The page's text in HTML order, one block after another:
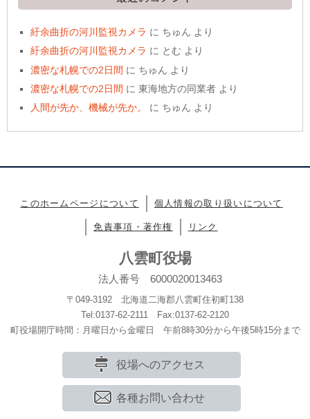
紆余曲折の河川監視カメラ に ちゅん より
紆余曲折の河川監視カメラ に とむ より
濃密な札幌での2日間 に ちゅん より
濃密な札幌での2日間 に東海地方の同業者 より
人間が先か、機械が先か。
に ちゅん より
このホームページについて 個人情報の取り扱いについて
免責事項・著作権 リンク
八雲町役場
法人番号 6000020013463
〒049-3192 北海道二海郡八雲町住初町138
Tel:0137-62-2111 Fax:0137-62-2120
町役場開庁時間：月曜日から金曜日 午前8時30分から午後5時15分まで
役場へのアクセス
各種お問い合わせ